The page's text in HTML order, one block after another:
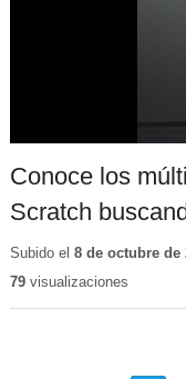
Conoce los
Scratch
Subido el 8 de octubre de
79visualizaciones